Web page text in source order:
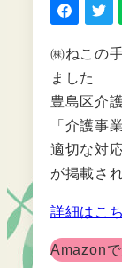
㈱ねこの
ました
豊島区介
「介護事
適切な対
が掲載さ
詳細はこ
Amazon